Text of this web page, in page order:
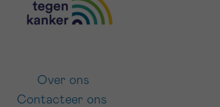
Over ons
Contacteer ons